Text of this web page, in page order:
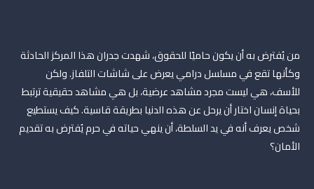
من يُفترض به أن يكون حاميًا للحقوق، شهدت جدران هذا المركز الحادثة
وكأنها تقع في مسلسل درامي يعرض على شاشات التلفاز. ولكن
للأسف، هي ليست مجرد مشاهد عرضية، بل هي مشاهد حقيقية ترتبط
بحياة إنسان اختار أن يرحل عن هذه الدنيا بطريقة قاسية. كيف يستطيع
شخص يعرف أنه في يد السلطة، أن ينهي حياته في حرم يُفترض به تقديم
الأمان؟